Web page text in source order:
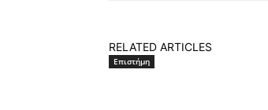
RELATED ARTICLES
Επιστήμη